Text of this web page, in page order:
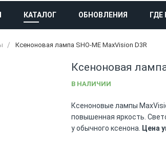
КАТАЛОГ ОБНОВЛЕНИЯ ГДЕ
Ксеноновая лампа SHO-ME MaxVision D3R
Ксеноновая
В НАЛИЧИИ
Ксеноновые лампы
повышенная яркость.
у обычного ксенона.
Цена